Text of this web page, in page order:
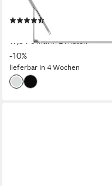
Touchpad
UVP
17,84 €mtl. in 24 Raten
-10%
lieferbar in 4 Wochen